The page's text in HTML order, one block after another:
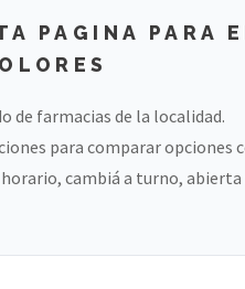
PAGINA PARA
de farmacias de la localidad.
para comparar opciones
cambiá a turno, abierta